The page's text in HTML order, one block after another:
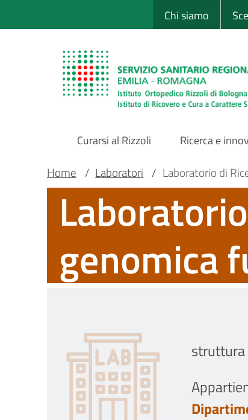
al
Sito Web Chi siamo
Main
Navigation
Curarsi al Rizzoli Ricerca e
Main container
Briciole
pane
Home / Laboratori / Laboratorio di
genomica
struttura